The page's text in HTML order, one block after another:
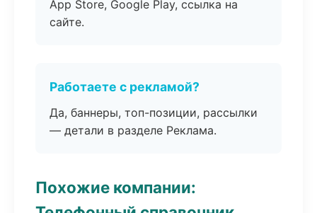
App Store, Google Play, ссылка на
сайте.
Работаете с рекламой?
Да, баннеры, топ-позиции, рассылки
— детали в разделе Реклама.
Похожие компании: